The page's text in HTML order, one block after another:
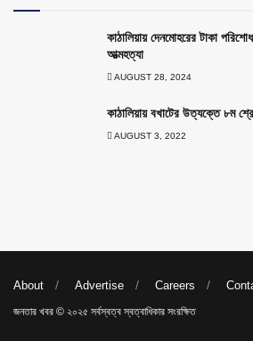
কাঠালিয়ায় দেনমোহরের টাকা
আত্মহত্যা
AUGUST 28, 2024
কাঠালিয়ায় বখাটের উত্যক্তে ৮ম
AUGUST 3, 2022
About Advertise Careers
জনতার খবর © ২০২৫ সর্বস্বত্ব স্বত্বাধিকার সংরক্ষিত